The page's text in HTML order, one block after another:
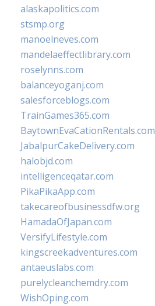
alaskapolitics.com
stsmp.org
manoelneves.com
mandelaeffectlibrary.com
roselynns.com
balanceyoganj.com
salesforceblogs.com
TrainGames365.com
BaytownEvaCationRentals.com
JabalpurCakeDelivery.com
halobjd.com
intelligenceqatar.com
PikaPikaApp.com
takecareofbusinessdfw.org
HamadaOfJapan.com
VersifyLifestyle.com
kingscreekadventures.com
antaeuslabs.com
purelycleanchemdry.com
WishOping.com